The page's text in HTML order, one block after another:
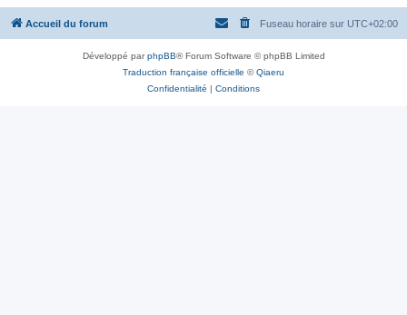
Accueil du forum Fuseau horaire sur UTC+02:00
Développé parphpBB® Forum Software © phpBB Limited
Traduction française officielle ©Qiaeru
Confidentialité | Conditions